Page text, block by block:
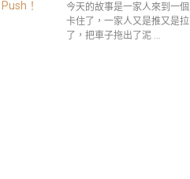
今天的故事是一家人來到一
卡住了，一家人又是推又是
了，把車子拖出了泥 …